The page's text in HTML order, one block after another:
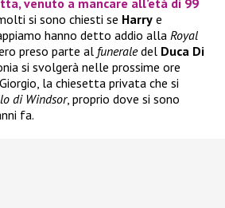
, venuto a mancare all’età di 99
si sono chiesti se Harry e
hanno detto addio alla Royal
preso parte al funeraledel Duca Di
si svolgerà nelle prossime ore
la chiesetta privata che si
di Windsor, proprio dove si sono
fa.